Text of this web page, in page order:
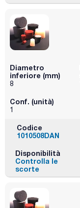
Diametro
inferiore (mm)
8
Conf. (unità)
1
Codice
1010508DAN
Disponibilità
Controlla le
scorte